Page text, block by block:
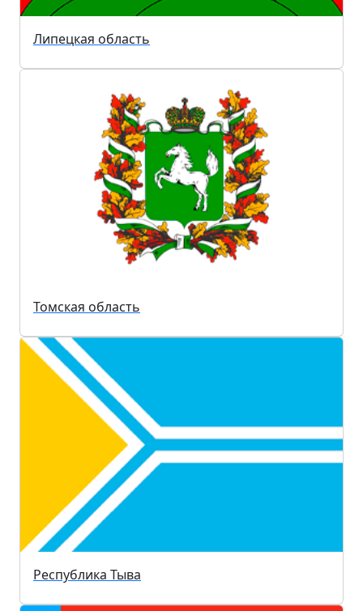
Липецкая область
Томская область
Республика Тыва